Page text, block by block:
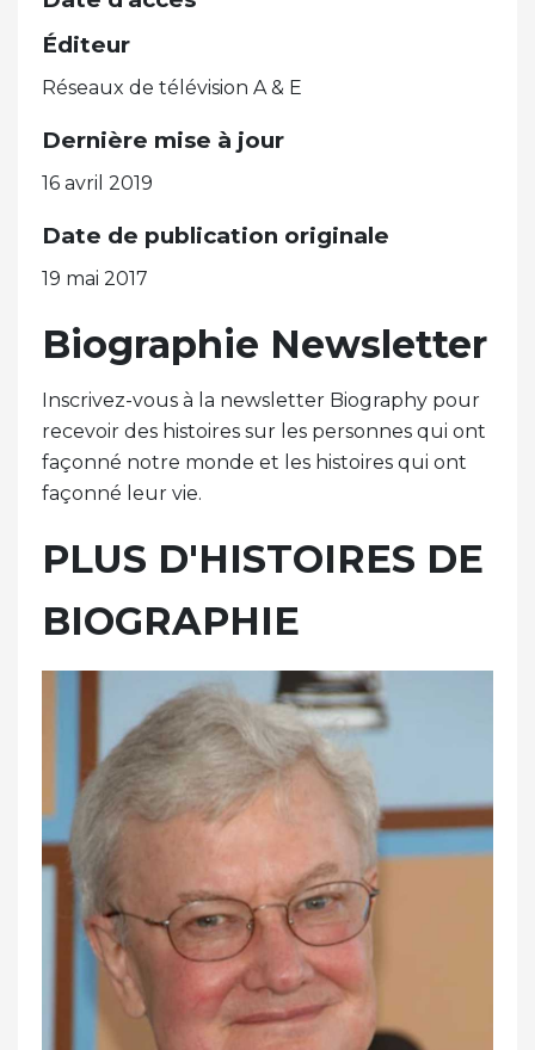
Éditeur
Réseaux de télévision A & E
Dernière mise à jour
16 avril 2019
Date de publication originale
19 mai 2017
Biographie Newsletter
Inscrivez-vous à la newsletter Biography pour
recevoir des histoires sur les personnes qui ont
façonné notre monde et les histoires qui ont
façonné leur vie.
PLUS D'HISTOIRES DE
BIOGRAPHIE